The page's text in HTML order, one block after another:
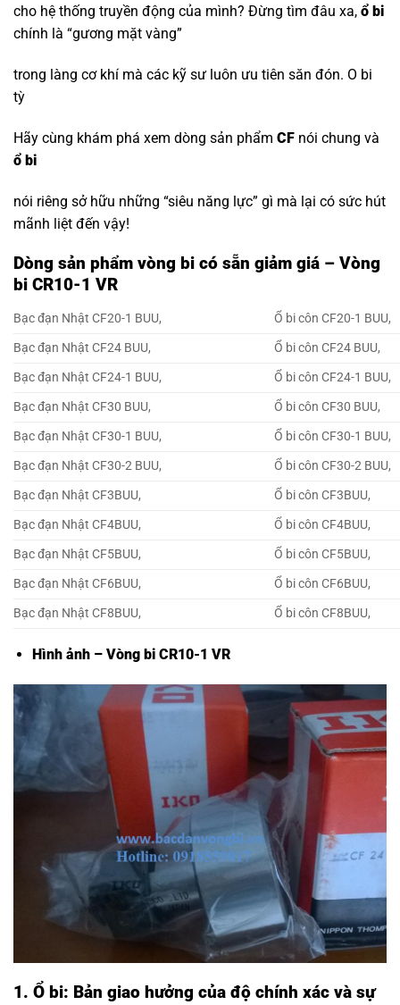
cho hệ thống truyền động của mình? Đừng tìm đâu xa, ổ bi
chính là “gương mặt vàng”
trong làng cơ khí mà các kỹ sư luôn ưu tiên săn đón. O bi
tỳ
Hãy cùng khám phá xem dòng sản phẩm CF nói chung và
ổ bi
nói riêng sở hữu những “siêu năng lực” gì mà lại có sức hút
mãnh liệt đến vậy!
Dòng sản phẩm vòng bi có sẵn giảm giá – Vòng
bi CR10-1 VR
Bạc đạn Nhật CF20-1 BUU,
Ổ bi côn CF20-1 BUU,
Bạc đạn Nhật CF24 BUU,
Ổ bi côn CF24 BUU,
Bạc đạn Nhật CF24-1 BUU,
Ổ bi côn CF24-1 BUU,
Bạc đạn Nhật CF30 BUU,
Ổ bi côn CF30 BUU,
Bạc đạn Nhật CF30-1 BUU,
Ổ bi côn CF30-1 BUU,
Bạc đạn Nhật CF30-2 BUU,
Ổ bi côn CF30-2 BUU,
Bạc đạn Nhật CF3BUU,
Ổ bi côn CF3BUU,
Bạc đạn Nhật CF4BUU,
Ổ bi côn CF4BUU,
Bạc đạn Nhật CF5BUU,
Ổ bi côn CF5BUU,
Bạc đạn Nhật CF6BUU,
Ổ bi côn CF6BUU,
Bạc đạn Nhật CF8BUU,
Ổ bi côn CF8BUU,
Hình ảnh – Vòng bi CR10-1 VR
1. Ổ bi: Bản giao hưởng của độ chính xác và sự